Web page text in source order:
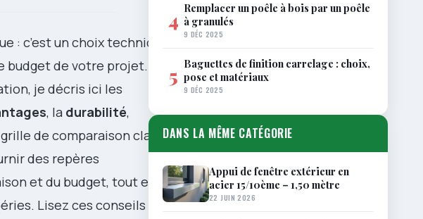
: c’est un choix technique
de votre projet. À
je décris ici les
, la durabilité,
de comparaison claire et
des repères
et du budget, tout en
Lisez ces conseils
4 Remplacer un poêle à bois par un poêle
à granulés
9 DÉC 2025
5 Baguettes de finition carrelage : choix,
pose et matériaux
9 DÉC 2025
DANS LA MÊME CATÉGORIE
Appui de fenêtre extérieur en
acier 15/10ème – 1,50 mètre
22 JUIN 2026